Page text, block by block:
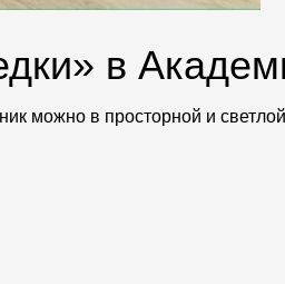
в
можно в просторной и